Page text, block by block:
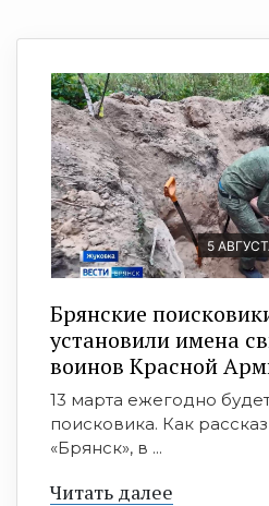
5
Брянские
установили имена
воинов Красной
13 марта ежегодно
поисковика. Как
«Брянск», в ...
Читать далее